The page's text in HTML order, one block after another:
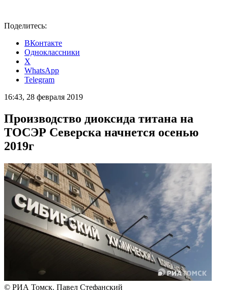
Поделитесь:
ВКонтакте
Одноклассники
X
WhatsApp
Telegram
16:43, 28 февраля 2019
Производство диоксида титана на
ТОСЭР Северска начнется осенью
2019г
© РИА Томск. Павел Стефанский